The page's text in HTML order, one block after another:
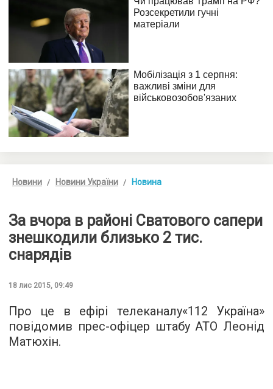
Новини Новини України Новина
За вчора в районі Сватового сапери
знешкодили близько 2 тис.
снарядів
18 лис 2015, 09:49
Про це в ефірі телеканалу«112 Україна»
повідомив прес-офіцер штабу АТО Леонід
Матюхін.